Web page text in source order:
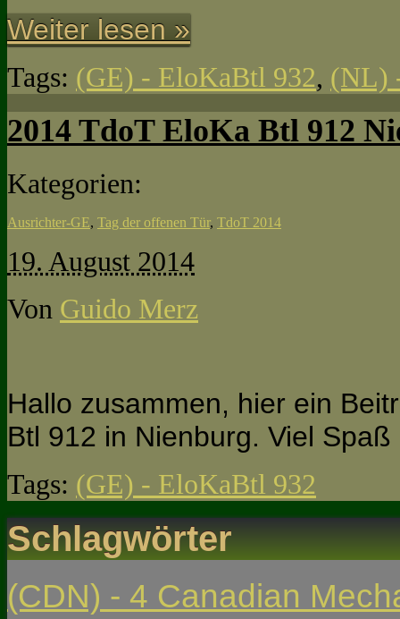
Weiter lesen »
Tags: (GE) - EloKaBtl 932, (NL)
2014 TdoT EloKa Btl 912
Kategorien:
Ausrichter-GE, Tag der offenen Tür, TdoT 2014
19. August 2014
Von Guido Merz
Hallo zusammen, hier ein
Btl 912 in Nienburg. Viel
Tags: (GE) - EloKaBtl 932
Schlagwörter
(CDN) - 4 Canadian